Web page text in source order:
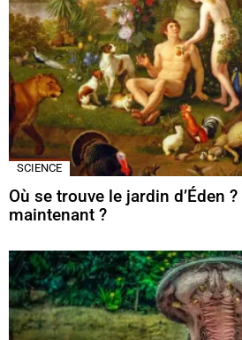
SCIENCE
Où se trouve le jardin d’Éden
maintenant ?